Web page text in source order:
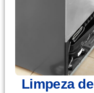
Limpeza